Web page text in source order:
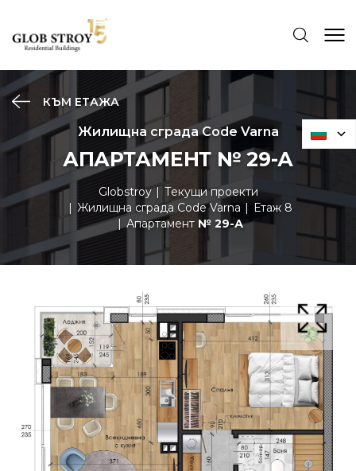
КЪМ ЕТАЖА
Жилищна сграда Code Varna
АПАРТАМЕНТ № 29-А
Globstroy
Текущи проекти
Жилищна сграда Code Varna
Етаж 8
Апартамент № 29-А